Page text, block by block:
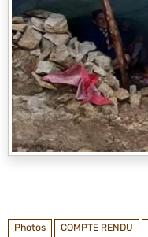
Photos COMPTE RENDU